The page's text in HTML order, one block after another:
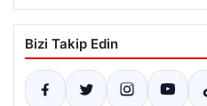
Bizi Takip Edin